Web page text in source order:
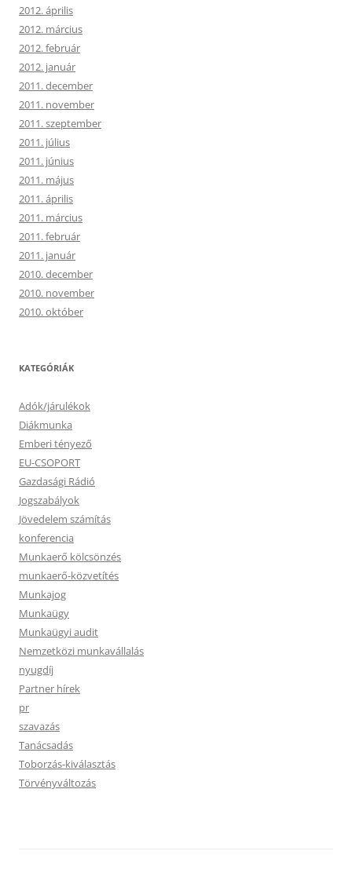
2012. április
2012. március
2012. február
2012. január
2011. december
2011. november
2011. szeptember
2011. július
2011. június
2011. május
2011. április
2011. március
2011. február
2011. január
2010. december
2010. november
2010. október
KATEGÓRIÁK
Adók/járulékok
Diákmunka
Emberi tényező
EU-CSOPORT
Gazdasági Rádió
Jogszabályok
Jövedelem számítás
konferencia
Munkaerő kölcsönzés
munkaerő-közvetítés
Munkajog
Munkaügy
Munkaügyi audit
Nemzetközi munkavállalás
nyugdíj
Partner hírek
pr
szavazás
Tanácsadás
Toborzás-kiválasztás
Törvényváltozás